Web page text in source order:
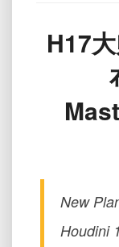
H17
New
Houdini